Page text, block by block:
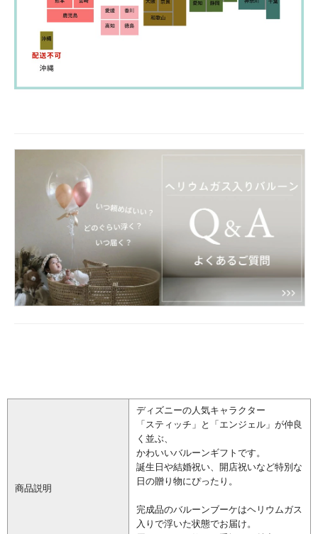
商品説明
ディズニーの人気キャラクター
「スティッチ」と「エンジェル」が仲良
く並ぶ、
かわいいバルーンギフトです。
誕生日や結婚祝い、開店祝いなど特別な
日の贈り物にぴったり。
完成品のバルーンブーケはヘリウムガス
入りで浮いた状態でお届け。